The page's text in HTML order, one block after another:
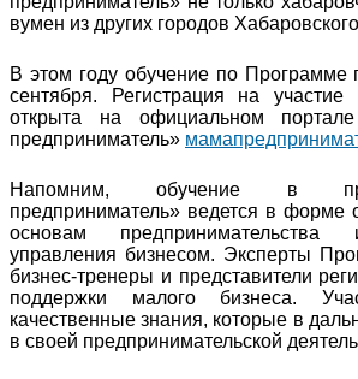
вумен из других городов
В этом году обучение по Программе
сентября. Регистрация на
открыта на официальном
предприниматель»
Напомним, обучение в
предприниматель» ведется в форме
основам предпринимательства
управления бизнесом. Эксперты
бизнес-тренеры и представители
поддержки малого бизнеса.
качественные знания, которые в
в своей предпринимательской